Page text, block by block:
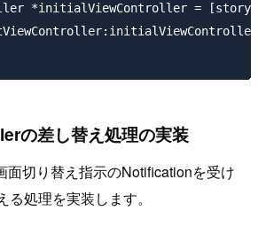
*initialViewController =
の差し替え処理の実装
面切り替え指示のNotificationを受け
処理を実装します。